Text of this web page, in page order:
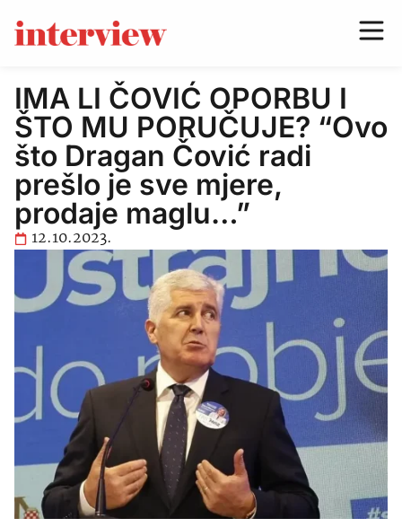
IMA LI ČOVIĆ OPORBU I
ŠTO MU PORUČUJE? “Ovo
što Dragan Čović radi
prešlo je sve mjere,
prodaje maglu…”
12.10.2023.